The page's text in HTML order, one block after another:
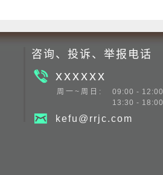
咨询、投诉、举报电话
xxxxxx
周一~周日:
09:00 - 12:00
13:30 - 18:00
kefu@rrjc.com